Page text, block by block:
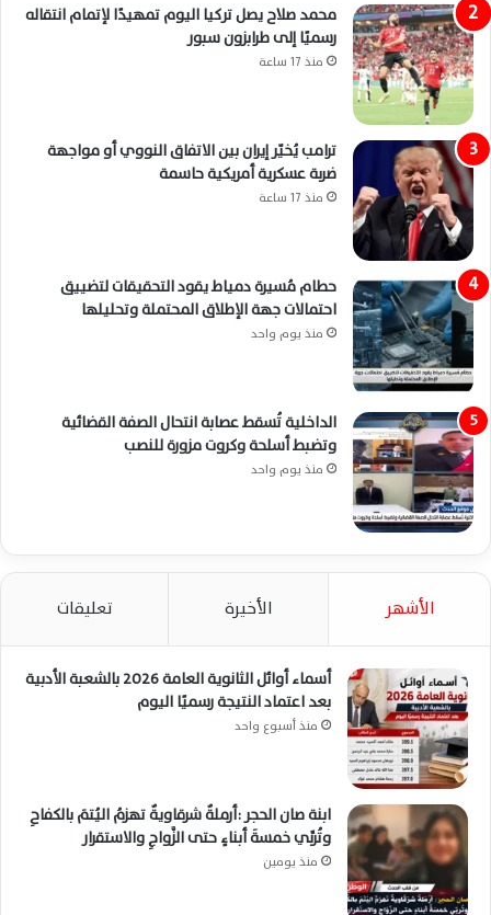
محمد صلاح يصل تركيا اليوم تمهيدًا لإتمام انتقاله
رسميًا إلى طرابزون سبور
منذ 17 ساعة
ترامب يُخيّر إيران بين الاتفاق النووي أو مواجهة
ضربة عسكرية أمريكية حاسمة
منذ 17 ساعة
حطام مُسيرة دمياط يقود التحقيقات لتضييق
احتمالات جهة الإطلاق المحتملة وتحليلها
منذ يوم واحد
الداخلية تُسقط عصابة انتحال الصفة القضائية
وتضبط أسلحة وكروت مزورة للنصب
منذ يوم واحد
الأشهر الأخيرة تعليقات
أسماء أوائل الثانوية العامة 2026 بالشعبة الأدبية
بعد اعتماد النتيجة رسميًا اليوم
منذ أسبوع واحد
ابنة صان الحجر :أرملةٌ شرقاويةٌ تهزمُ اليُتمَ بالكفاحِ
وتُربِّي خمسةَ أبناءٍ حتى الزَّواجِ والاستقرار
منذ يومين